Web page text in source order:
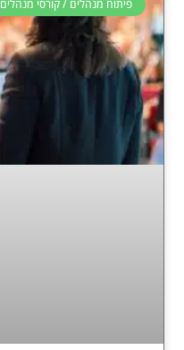
פיתוח מנהלים / קורסי מנהלים